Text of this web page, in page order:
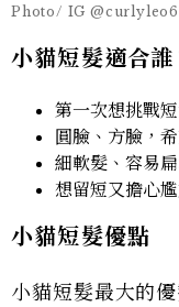
Photo/ IG
小貓短髮適合誰
第一次想挑戰
圓臉、方臉，
細軟髮、容易
想留短又擔心
小貓短髮優點
小貓短髮最大的